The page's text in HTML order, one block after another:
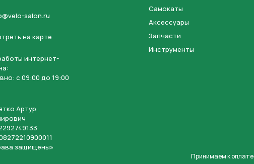
salon.ru
на карте
интернет-
c 09:00 до 19:00
Артур
защищены»
Самокаты
Аксессуары
Запчасти
Инструменты
Принимаем к оплате
Отправить
данных и соглашаетесь с политикой конфиденциальности